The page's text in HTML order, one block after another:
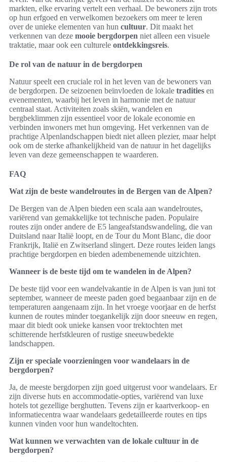
markten, elke ervaring vertelt een verhaal. De bewoners zijn trots
op hun erfgoed en verwelkomen bezoekers om meer te leren
over de unieke elementen van hun cultuur. Dit maakt het
verkennen van deze mooie bergdorpen niet alleen een visuele
traktatie, maar ook een culturele ontdekkingsreis.
De rol van de natuur in de bergdorpen
Natuur speelt een cruciale rol in het leven van de bewoners van
de bergdorpen. De seizoenen beïnvloeden de lokale tradities en
evenementen, waarbij het leven in harmonie met de natuur
centraal staat. Activiteiten zoals skiën, wandelen en
bergbeklimmen zijn essentieel voor de lokale economie en
verbinden inwoners met hun omgeving. Het verkennen van de
prachtige Alpenlandschappen biedt niet alleen plezier, maar helpt
ook om de sterke afhankelijkheid van de natuur in het dagelijks
leven van deze gemeenschappen te waarderen.
FAQ
Wat zijn de beste wandelroutes in de Bergen van de Alpen?
De Bergen van de Alpen bieden een scala aan wandelroutes,
variërend van gemakkelijke tot technische paden. Populaire
routes zijn onder andere de E5 langeafstandswandeling, die van
Duitsland naar Italië loopt, en de Tour du Mont Blanc, die door
Frankrijk, Italië en Zwitserland slingert. Deze routes leiden langs
prachtige bergdorpen en bieden adembenemende uitzichten.
Wanneer is de beste tijd om te wandelen in de Alpen?
De beste tijd voor een wandelvakantie in de Alpen is van juni tot
september, wanneer de meeste paden goed begaanbaar zijn en de
temperaturen aangenaam zijn. In het vroege voorjaar en de herfst
kunnen de routes minder toegankelijk zijn door sneeuw en regen,
maar dit biedt ook unieke kansen voor trektochten met
schitterende herfstkleuren of rustige sneeuwbedekte
landschappen.
Zijn er speciale voorzieningen voor wandelaars in de
bergdorpen?
Ja, de meeste bergdorpen zijn goed uitgerust voor wandelaars. Er
zijn diverse huts en accommodatie-opties, variërend van luxe
hotels tot gezellige berghutten. Tevens zijn er kaartverkoop- en
informatiecentra waar wandelaars gedetailleerde routes en tips
kunnen vinden voor hun wandeltochten.
Wat kunnen we verwachten van de lokale cultuur in de
bergdorpen?